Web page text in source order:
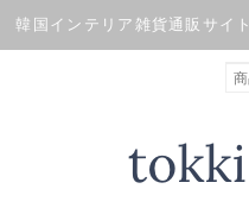
韓国インテリア雑貨通販サイト